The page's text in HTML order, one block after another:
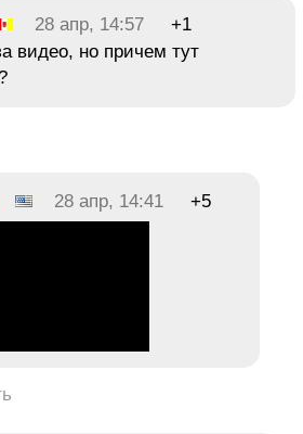
28 апр, 14:57
+1
видео, но причем тут
28 апр, 14:41 +5